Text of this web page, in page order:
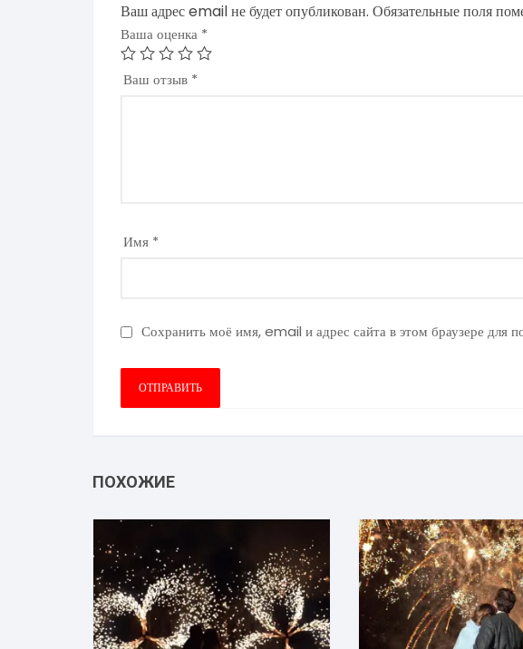
Ваш адрес email не будет опубликован. Обязательные поля
Ваша оценка *
Ваш отзыв *
Имя *
Сохранить моё имя, email и адрес сайта в этом браузере для
ПОХОЖИЕ